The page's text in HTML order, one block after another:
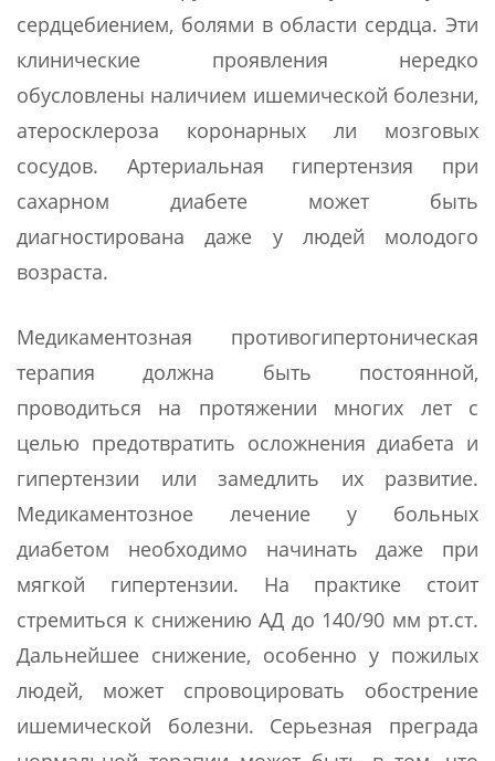
сердцебиением, болями в области сердца. Эти
клинические проявления нередко
обусловлены наличием ишемической болезни,
атеросклероза коронарных ли мозговых
сосудов. Артериальная гипертензия при
сахарном диабете может быть
диагностирована даже у людей молодого
возраста.
Медикаментозная противогипертоническая
терапия должна быть постоянной,
проводиться на протяжении многих лет с
целью предотвратить осложнения диабета и
гипертензии или замедлить их развитие.
Медикаментозное лечение у больных
диабетом необходимо начинать даже при
мягкой гипертензии. На практике стоит
стремиться к снижению АД до 140/90 мм рт.ст.
Дальнейшее снижение, особенно у пожилых
людей, может спровоцировать обострение
ишемической болезни. Серьезная преграда